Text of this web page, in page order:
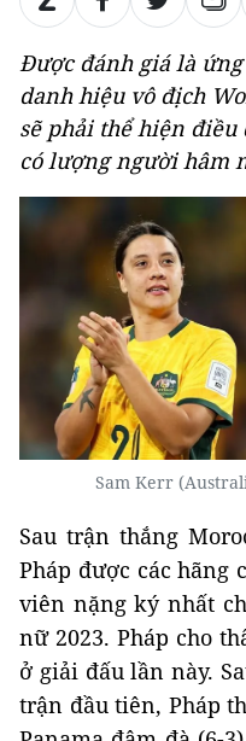
Được đánh giá là
danh hiệu vô địch
sẽ phải thể hiện
có lượng người hâm
Sam Kerr
Sau trận thắng
Pháp được các hãng
viên nặng ký nhất
nữ 2023. Pháp cho
ở giải đấu lần này.
trận đầu tiên, Pháp